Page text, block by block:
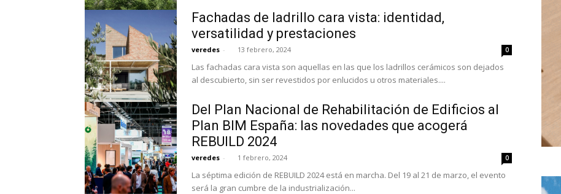
Fachadas de ladrillo cara vista: identidad,
versatilidad y prestaciones
veredes - 13 febrero, 2024 0
Las fachadas cara vista son aquellas en las que los ladrillos cerámicos son dejados
al descubierto, sin ser revestidos por enlucidos u otros materiales....
Del Plan Nacional de Rehabilitación de Edificios al
Plan BIM España: las novedades que acogerá
REBUILD 2024
veredes - 1 febrero, 2024 0
La séptima edición de REBUILD 2024 está en marcha. Del 19 al 21 de marzo, el evento
será la gran cumbre de la industrialización...